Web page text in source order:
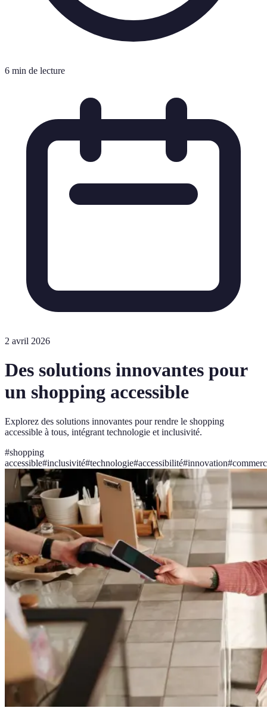
6 min de lecture
2 avril 2026
Des solutions innovantes pour
un shopping accessible
Explorez des solutions innovantes pour rendre le shopping
accessible à tous, intégrant technologie et inclusivité.
#shopping
accessible#inclusivité#technologie#accessibilité#innovation#